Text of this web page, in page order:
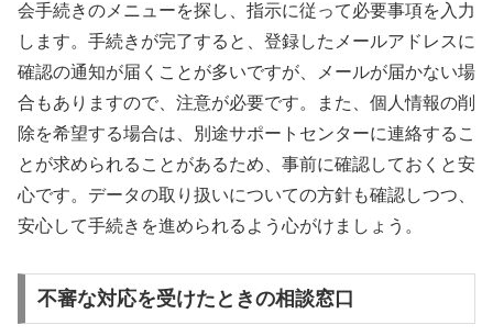
会手続きのメニューを探し、指示に従って必要事項を入力
します。手続きが完了すると、登録したメールアドレスに
確認の通知が届くことが多いですが、メールが届かない場
合もありますので、注意が必要です。また、個人情報の削
除を希望する場合は、別途サポートセンターに連絡するこ
とが求められることがあるため、事前に確認しておくと安
心です。データの取り扱いについての方針も確認しつつ、
安心して手続きを進められるよう心がけましょう。
不審な対応を受けたときの相談窓口